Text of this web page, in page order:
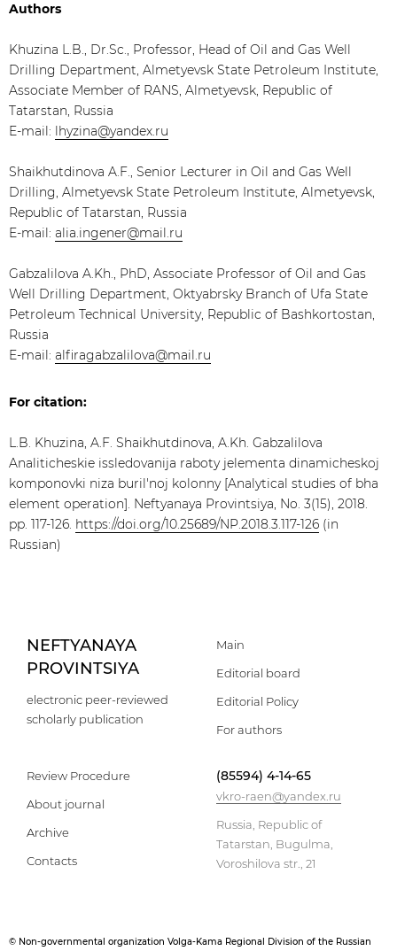
Authors
Khuzina L.B., Dr.Sc., Professor, Head of Oil and Gas Well
Drilling Department, Almetyevsk State Petroleum Institute,
Associate Member of RANS, Almetyevsk, Republic of
Tatarstan, Russia
E-mail: lhyzina@yandex.ru
Shaikhutdinova A.F., Senior Lecturer in Oil and Gas Well
Drilling, Almetyevsk State Petroleum Institute, Almetyevsk,
Republic of Tatarstan, Russia
E-mail: alia.ingener@mail.ru
​Gabzalilova A.Kh., PhD, Associate Professor of Oil and Gas
Well Drilling Department, Oktyabrsky Branch of Ufa State
Petroleum Technical University, Republic of Bashkortostan,
Russia
E-mail: alfiragabzalilova@mail.ru
For citation:
L.B. Khuzina, A.F. Shaikhutdinova, A.Kh. Gabzalilova
Analiticheskie issledovanija raboty jelementa dinamicheskoj
komponovki niza buril'noj kolonny [Analytical studies of bha
element operation]. Neftyanaya Provintsiya, No. 3(15), 2018.
pp. 117-126. https://doi.org/10.25689/NP.2018.3.117-126 (in
Russian)
NEFTYANAYA
PROVINTSIYA
electronic peer-reviewed
scholarly publication
Main
Editorial board
Editorial Policy
For authors
Review Procedure
About journal
Archive
Contacts
(85594) 4-14-65
vkro-raen@yandex.ru
Russia, Republic of
Tatarstan, Bugulma,
Voroshilova str., 21
© Non-governmental organization Volga-Kama Regional Division of the Russian